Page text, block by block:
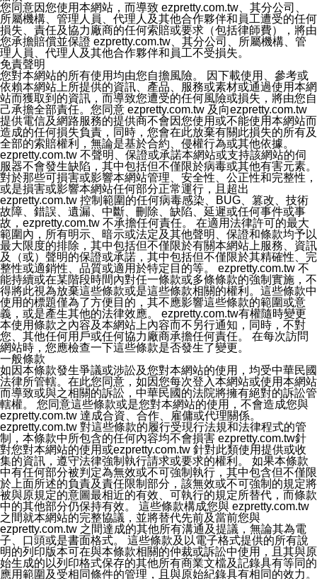
進入所機關管理區。
十四、傳送宣傳本站資訊或電子郵件之政策
您同意本公司網站，透過您所提供的郵件地址與您取得聯
絡並傳送或宣傳本網站各項服務之資料或電子郵件供您參
考。您能依照該資料或電子郵件所指示之方法、說明或功
能連結，隨時停止接收這些資料或電子郵件。
十五、訊息通知
本公司/本服務將以通知型訊息傳送重要訊息給您。即使未
加入本公司/本服務好友，您仍可接收到通知型訊息。
本公司/本服務傳送之通知型訊息以對您有效且重要的訊息
為限，以廣告或其他目的的訊息皆不會被傳送。滿足以下
三個條件者，將可收到通知型訊息。
1.LINE 帳號設定的電話號碼與本公司/本服務所傳來的電
話號碼比對相符。
2.該 LINE 帳號已在 LINE APP 設定中，同意接收通知型
訊息。
3.LINE 帳號未封鎖傳送訊息之 LINE 官方帳號。
欲變更通知型訊息的設定，操作如下：
1.點選「主頁」＞「設定」
2.點選「隱私設定」
3.點選「提供使用資料」
4.點選「LINE通知型訊息」
5.開關「接收LINE通知型訊息」
❗️關閉「接收通知型訊息」後，將不會接收到來自任何企業
官方帳號或認證官方帳號的通知型訊息。
您同意因您使用本網站，而導致 ezpretty.com.tw、其分公司、
所屬機構、管理人員、代理人及其他合作夥伴和員工遭受的任何
損失、責任及協力廠商的任何索賠或要求（包括律師費），將由
您承擔賠償並保證 ezpretty.com.tw、其分公司、所屬機構、管
理人員、代理人及其他合作夥伴和員工不受損失。
免責聲明
您對本網站的所有使用均由您自擔風險。 因下載使用、參考或
依賴本網站上所提供的資訊、產品、服務或素材或通過使用本網
站而獲取到的資訊，而導致您遭受的任何風險或損失，將由您自
己承擔全部責任。您同意 ezpretty.com.tw 及向ezpretty.com.tw
提供電信及網路服務的提供商不會因您使用或不能使用本網站而
造成的任何損失負責，同時，您會在此放棄有關此損失的所有及
全部的索賠權利，無論是基於合約、侵權行為或其他依據。
ezpretty.com.tw 不聲明、保證或承諾本網站或支持該網站的伺
服器不會發生缺陷，其中包括但不僅限於病毒或其他有害元素。
對於那些可損害或影響本網站管理、安全性、公正性和完整性，
或是損害或影響本網站任何部分正常運行，且超出
ezpretty.com.tw 控制範圍的任何病毒感染、BUG、篡改、技術
故障、錯誤、遺漏、中斷、刪除、缺陷、延遲或任何事件或事
故，ezpretty.com.tw 不承擔任何責任。 在適用法律許可的最大
範圍內，所有明示、暗示或法定及其他聲明、保證和條款均予以
最大限度的排除，其中包括但不僅限於有關本網站上服務、資訊
及（或）聲明的保證或承諾，其中包括但不僅限於其精確性、完
整性或適銷性、品質或適用於特定目的等。 ezpretty.com.tw 不
能持續或在某階段時間內對任一條款或多條條款的強制實施，不
得將此視為放棄這些條款或是這些條款相關的權利。這些條款中
使用的標題僅為了方便目的，其不應影響這些條款的範圍或意
義，或是產生其他的法律效應。 ezpretty.com.tw有權隨時變更
本使用條款之內容及本網站上內容而不另行通知，同時，不對
您、其他任何用戶或任何協力廠商承擔任何責任。 在每次訪問
網站時，您應檢查一下這些條款是否發生了變更。
一般條款
如因本條款發生爭議或涉訟及您對本網站的使用，均受中華民國
法律所管轄。在此您同意，如因您每次登入本網站或使用本網站
而導致或與之相關的訴訟，中華民國的法院將擁有絕對的訴訟管
轄權。 您同意這些條款或是您對本網站的使用，不會造成您與
ezpretty.com.tw 達成合資、合作、雇傭或代理關係。
ezpretty.com.tw 對這些條款的履行受現行法規和法律程式的管
制，本條款中所包含的任何內容均不會損害 ezpretty.com.tw針
對您對本網站的使用或ezpretty.com.tw 針對此類使用提供或收
集的資訊，遵守法律強制執行請求或要求的權利。 如果本條款
中有任何部分被判定為無效或不可強制執行，其中包含但不僅限
於上面所述的負責及責任限制部分，該無效或不可強制的規定將
被與原規定的意圖最相近的有效、可執行的規定所替代，而條款
中的其他部分仍保持有效。 這些條款構成您與 ezpretty.com.tw
之間就本網站的完整協議，並將替代先前及當前您與
ezpretty.com.tw 之間達成的其他所有溝通及提議，無論其為電
子、口頭或是書面格式。 這些條款及以電子格式提供的所有說
明的列印版本可在與本條款相關的仲裁或訴訟中使用，且其與原
始生成的以列印格式保存的其他所有商業文檔及記錄具有等同的
應用範圍及受相同條件的管理，且與原始紀錄具有相同的效力。